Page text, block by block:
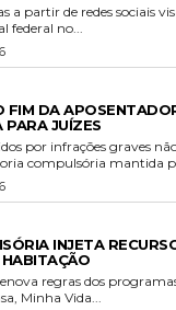
a partir de redes sociais
federal no...
FIM DA
PARA JUÍZES
por infrações graves
compulsória mantida
INJETA
regras dos
Minha Vida...